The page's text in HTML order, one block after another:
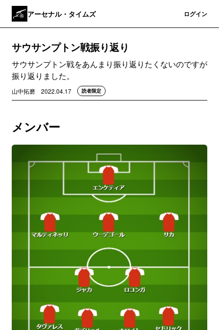
アーセナル・タイムズ ログイン
サウサンプトン戦振り返り
サウサンプトン戦をあんまり振り返りたくないのですが
振り返りました。
山中拓磨 2022.04.17 読者限定
メンバー